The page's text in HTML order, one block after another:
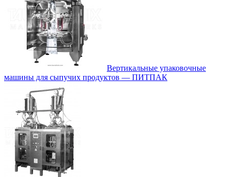
Вертикальные упаковочные
машины для сыпучих продуктов — ПИТПАК